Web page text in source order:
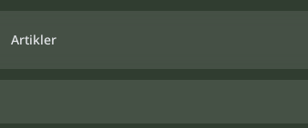
Artikler